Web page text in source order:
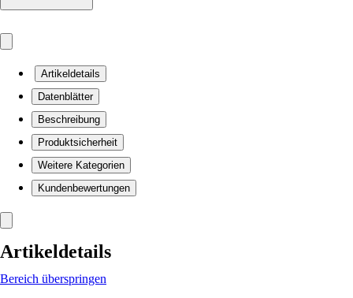
Artikeldetails
Datenblätter
Beschreibung
Produktsicherheit
Weitere Kategorien
Kundenbewertungen
Artikeldetails
Bereich überspringen